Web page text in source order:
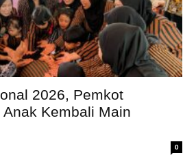
2026, Pemkot
Kembali Main
0